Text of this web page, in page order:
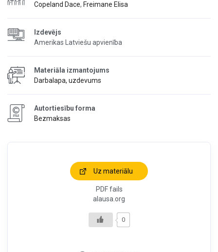
Copeland Dace, Freimane Elisa
Izdevējs
Amerikas Latviešu apvienība
Materiāla izmantojums
Darbalapa, uzdevums
Autortiesību forma
Bezmaksas
Uz materiālu
PDF fails
alausa.org
0